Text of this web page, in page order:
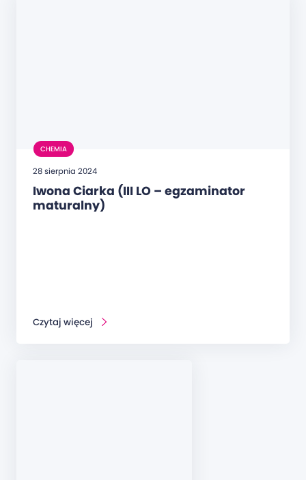
CHEMIA
28 sierpnia 2024
Iwona Ciarka (III LO – egzaminator
maturalny)
Czytaj więcej